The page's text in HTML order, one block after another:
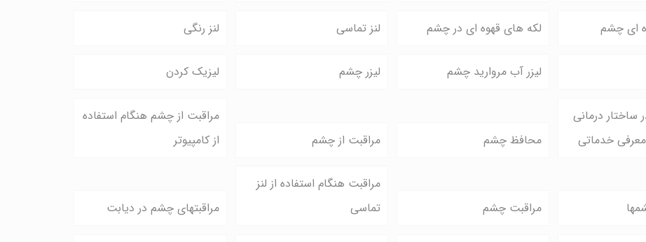
ای چشم لکه های قهوه ای در چشم لنز تماسی لنز رنگی
لیزر آب مروارید چشم لیزر چشم لیزیک کردن
درمانی
معرفی خدماتی
محافظ چشم مراقبت از چشم
مراقبت از چشم هنگام استفاده
از کامپیوتر
مراقبت چشم
مراقبت هنگام استفاده از لنز
تماسی
مراقبتهای چشم در دیابت